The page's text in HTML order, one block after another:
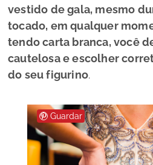
vestido de gala, mesmo
tocado, em qualquer
tendo carta branca, você
cautelosa e escolher
do seu figurino.
Guardar